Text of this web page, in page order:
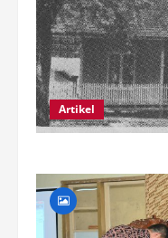
Artikel